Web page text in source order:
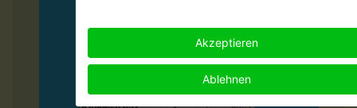
Akzeptieren
Ablehnen